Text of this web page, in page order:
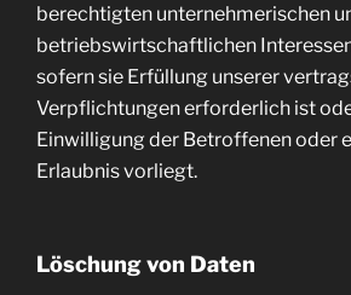
berechtigten unternehmerischen
betriebswirtschaftlichen
sofern sie Erfüllung unserer
Verpflichtungen erforderlich ist
Einwilligung der Betroffenen oder
Erlaubnis vorliegt.
Löschung von Daten